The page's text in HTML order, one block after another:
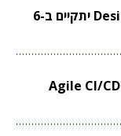
וובינר סינופסיס ל-Design Optimization יתקיים ב-6
וובינר סינופסיס לתכנון שבבים במודל Agile CI/CD